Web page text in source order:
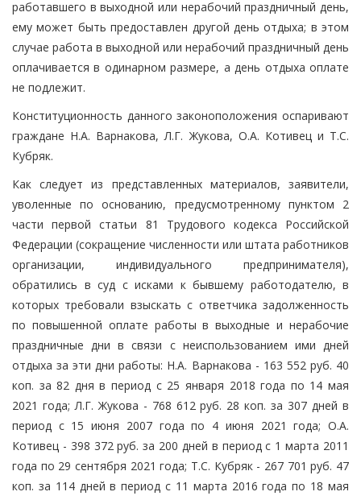
работавшего в выходной или нерабочий праздничный день,
ему может быть предоставлен другой день отдыха; в этом
случае работа в выходной или нерабочий праздничный день
оплачивается в одинарном размере, а день отдыха оплате
не подлежит.
Конституционность данного законоположения оспаривают
граждане Н.А. Варнакова, Л.Г. Жукова, О.А. Котивец и Т.С.
Кубряк.
Как следует из представленных материалов, заявители,
уволенные по основанию, предусмотренному пунктом 2
части первой статьи 81 Трудового кодекса Российской
Федерации (сокращение численности или штата работников
организации, индивидуального предпринимателя),
обратились в суд с исками к бывшему работодателю, в
которых требовали взыскать с ответчика задолженность
по повышенной оплате работы в выходные и нерабочие
праздничные дни в связи с неиспользованием ими дней
отдыха за эти дни работы: Н.А. Варнакова - 163 552 руб. 40
коп. за 82 дня в период с 25 января 2018 года по 14 мая
2021 года; Л.Г. Жукова - 768 612 руб. 28 коп. за 307 дней в
период с 15 июня 2007 года по 4 июня 2021 года; О.А.
Котивец - 398 372 руб. за 200 дней в период с 1 марта 2011
года по 29 сентября 2021 года; Т.С. Кубряк - 267 701 руб. 47
коп. за 114 дней в период с 11 марта 2016 года по 18 мая